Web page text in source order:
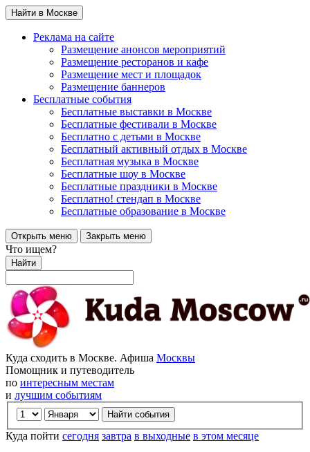
Найти в Москве
Реклама на сайте
Размещение анонсов мероприятий
Размещение ресторанов и кафе
Размещение мест и площадок
Размещение баннеров
Бесплатные события
Бесплатные выставки в Москве
Бесплатные фестивали в Москве
Бесплатно с детьми в Москве
Бесплатный активный отдых в Москве
Бесплатная музыка в Москве
Бесплатные шоу в Москве
Бесплатные праздники в Москве
Бесплатно! стендап в Москве
Бесплатные образование в Москве
Открыть меню Закрыть меню
Что ищем?
Найти
Куда сходить в Москве. Афиша Москвы
Помощник и путеводитель
по интересным местам
и лучшим событиям
Куда пойти сегодня завтра в выходные в этом месяце